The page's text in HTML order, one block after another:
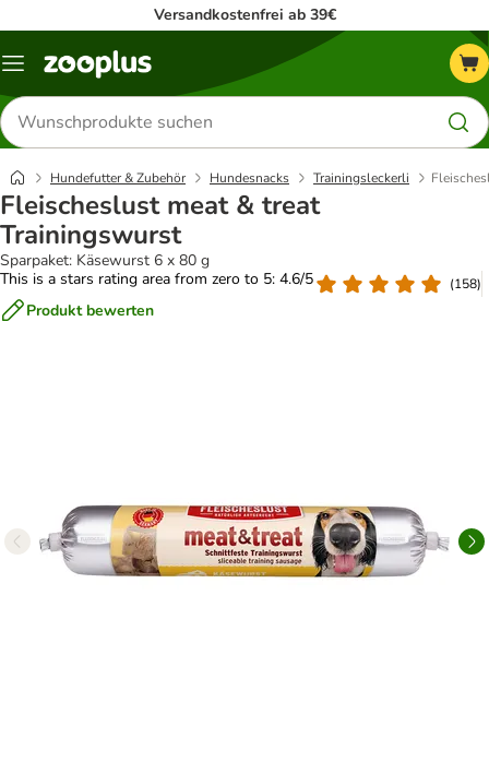
Versandkostenfrei ab 39€
Menü
Produkte
suchen
Hundefutter & Zubehör Hundesnacks Trainingsleckerli
Fleischeslust meat & treat
Trainingswurst
Sparpaket: Käsewurst 6 x 80 g
This is a stars rating area from zero to 5: 4.6/5
(158)
Produkt bewerten